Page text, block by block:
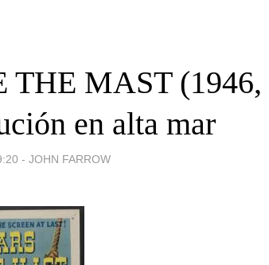
THE MAST (1946,
en alta mar
- JOHN FARROW